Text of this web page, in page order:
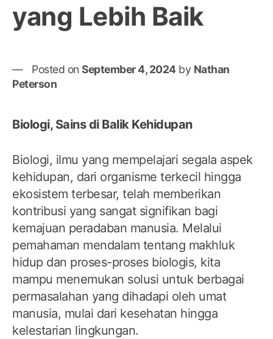
yang Lebih Baik
Posted on September 4, 2024 by Nathan
Peterson
Biologi, Sains di Balik Kehidupan
Biologi, ilmu yang mempelajari segala aspek
kehidupan, dari organisme terkecil hingga
ekosistem terbesar, telah memberikan
kontribusi yang sangat signifikan bagi
kemajuan peradaban manusia. Melalui
pemahaman mendalam tentang makhluk
hidup dan proses-proses biologis, kita
mampu menemukan solusi untuk berbagai
permasalahan yang dihadapi oleh umat
manusia, mulai dari kesehatan hingga
kelestarian lingkungan.